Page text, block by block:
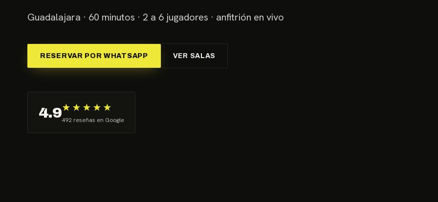
Guadalajara · 60 minutos · 2 a 6 jugadores · anfitrión en vivo
RESERVAR POR WHATSAPP VER SALAS
4.9★★★★★
492 reseñas en Google